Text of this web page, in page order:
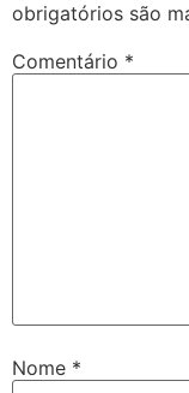
obrigatórios são
Comentário *
Nome *